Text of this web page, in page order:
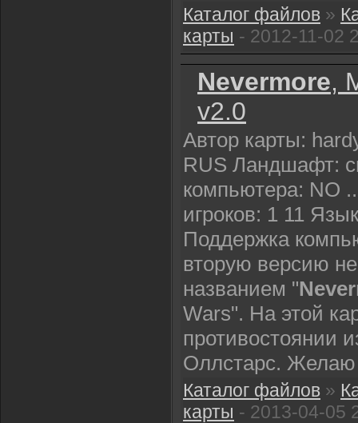
Каталог файлов »
карты - 2012-11-02
Nevermore,
v2.0
Автор карты:
RUS Ландшафт:
компьютера: NO
игроков: 1 11
Поддержка
вторую версию
названием "
Wars". На этой
противостоянии
Оллстарс. Желаю
Каталог файлов »
карты - 2013-04-05